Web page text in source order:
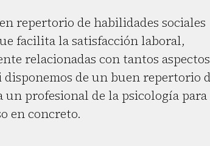
repertorio de habilidades sociales
facilita la satisfacción laboral,
relacionadas con tantos aspectos
de un buen repertorio
un profesional de la psicología para
en concreto.